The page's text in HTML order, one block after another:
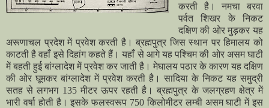
करती है। नमचा बरवा
पर्वत शिखर के निकट
दक्षिण की ओर मुड़कर यह
अरूणाचल प्रदेश में प्रवेश करती है। ब्रह्मपुत्र जिस स्थान पर हिमालय को
काटती है वहाँ इसे दिहांग कहते हैं। यहाँ से आगे यह पश्चिम की ओर असम घाटी
में बहती हुई बांग्लादेश में प्रवेश कर जाती है। मेघालय पठार के कारण यह दक्षिण
की ओर घूमकर बांग्लादेश में प्रवेश करती है। सादिया के निकट यह समुद्री
सतह से लगभग 135 मीटर ऊपर रहती है। ब्रह्मपुत्र के जलग्रहण क्षेत्र में
भारी वर्षा होती है। इसके फलस्वरूप 750 किलोमीटर लम्बी असम घाटी में इस